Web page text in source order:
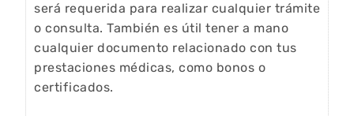
será requerida para realizar cualquier trámite
o consulta. También es útil tener a mano
cualquier documento relacionado con tus
prestaciones médicas, como bonos o
certificados.